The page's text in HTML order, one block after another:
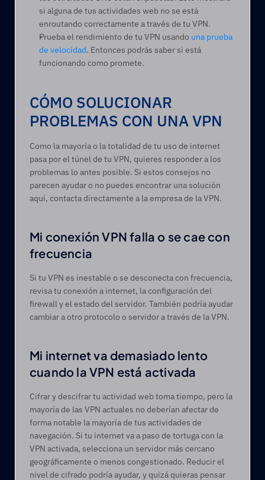
si alguna de tus actividades web no se está
enroutando correctamente a través de tu VPN.
Prueba el rendimiento de tu VPN usando una prueba
de velocidad. Entonces podrás saber si está
funcionando como promete.
CÓMO SOLUCIONAR
PROBLEMAS CON UNA VPN
Como la mayoría o la totalidad de tu uso de internet
pasa por el túnel de tu VPN, quieres responder a los
problemas lo antes posible. Si estos consejos no
parecen ayudar o no puedes encontrar una solución
aquí, contacta directamente a la empresa de la VPN.
Mi conexión VPN falla o se cae con
frecuencia
Si tu VPN es inestable o se desconecta con frecuencia,
revisa tu conexión a internet, la configuración del
firewall y el estado del servidor. También podría ayudar
cambiar a otro protocolo o servidor a través de la VPN.
Mi internet va demasiado lento
cuando la VPN está activada
Cifrar y descifrar tu actividad web toma tiempo, pero la
mayoría de las VPN actuales no deberían afectar de
forma notable la mayoría de tus actividades de
navegación. Si tu internet va a paso de tortuga con la
VPN activada, selecciona un servidor más cercano
geográficamente o menos congestionado. Reducir el
nivel de cifrado podría ayudar, y quizá quieras pensar